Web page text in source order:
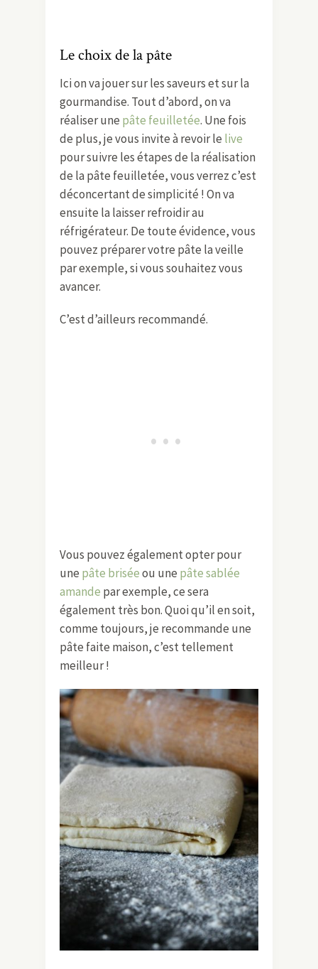
Le choix de la pâte
Ici on va jouer sur les saveurs et sur la
gourmandise. Tout d’abord, on va
réaliser une pâte feuilletée. Une fois
de plus, je vous invite à revoir le live
pour suivre les étapes de la réalisation
de la pâte feuilletée, vous verrez c’est
déconcertant de simplicité ! On va
ensuite la laisser refroidir au
réfrigérateur. De toute évidence, vous
pouvez préparer votre pâte la veille
par exemple, si vous souhaitez vous
avancer.
C’est d’ailleurs recommandé.
Vous pouvez également opter pour
une pâte briséeou une pâte sablée
amande par exemple, ce sera
également très bon. Quoi qu’il en soit,
comme toujours, je recommande une
pâte faite maison, c’est tellement
meilleur !